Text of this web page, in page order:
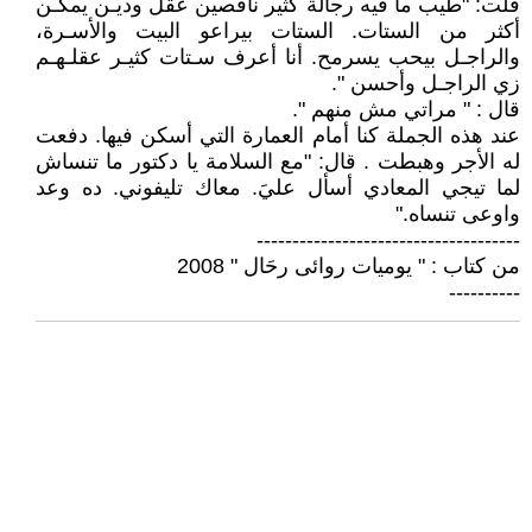
قلت: "طيب ما فيه رجالة كثير ناقصين عقل وديـن يمكـن
أكثر من الستات. الستات بيراعو البيت والأسـرة،
والراجـل بيحب يسرمح. أنا أعرف سـتات كثيـر عقلـهـم
زي الراجـل وأحسن ".
قال : " مراتي مش منهم ".
عند هذه الجملة كنا أمام العمارة التي أسكن فيها. دفعت
له الأجر وهبطت . قال: "مع السلامة يا دكتور ما تنساش
لما تيجي المعادي أسأل عليَ. معاك تليفوني. ده وعد
واوعى تنساه."
-------------------------------------
من كتاب : " يوميات روائى رحَال " 2008
----------